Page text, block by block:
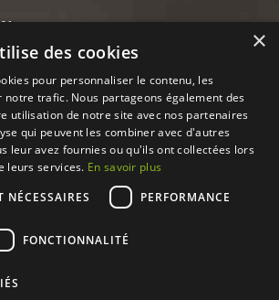
news on our Linkedin page
×
des cookies
pour personnaliser le contenu, les
notre trafic. Nous partageons également des
utilisation de notre site avec nos partenaires
qui peuvent les combiner avec d'autres
leur avez fournies ou qu'ils ont collectées lors
leurs services. En savoir plus
NÉCESSAIRES
PERFORMANCE
FONCTIONNALITÉ